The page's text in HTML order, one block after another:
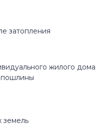
затопления
жилого дома
пошлины
земель